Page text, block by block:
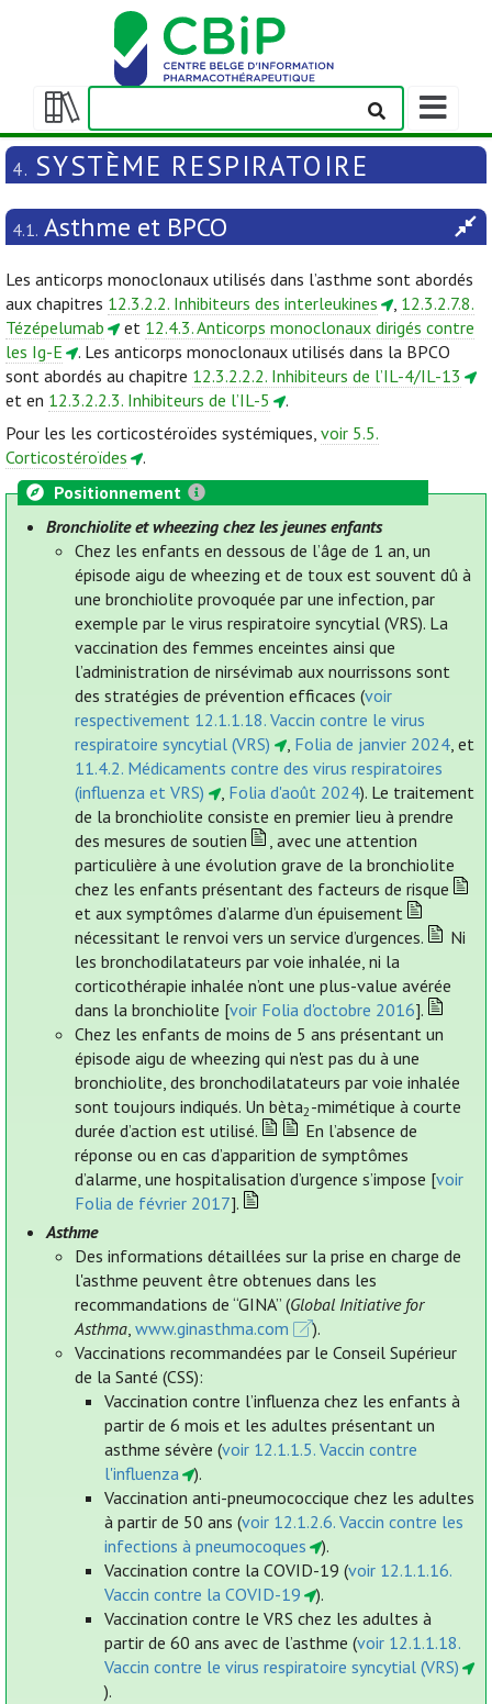
Afficher/masquer
la
table
matières
Afficher/
la
barre
navigation
4. SYSTÈME RESPIRATOIRE
4.1. Asthme et BPCO
Les anticorps monoclonaux utilisés dans l’asthme sont abordés
aux chapitres 12.3.2.2. Inhibiteurs des interleukines , 12.3.2.7.8.
Tézépelumab
et 12.4.3. Anticorps monoclonaux dirigés contre
les Ig-E
. Les anticorps monoclonaux utilisés dans la BPCO
sont abordés au chapitre 12.3.2.2.2. Inhibiteurs de l’IL-4/IL-13
et en 12.3.2.2.3. Inhibiteurs de l’IL-5
.
Pour les les corticostéroïdes systémiques, voir 5.5.
Corticostéroïdes
.
Positionnement
Bronchiolite et wheezing chez les jeunes enfants
Chez les enfants en dessous de l’âge de 1 an, un
épisode aigu de wheezing et de toux est souvent dû à
une bronchiolite provoquée par une infection, par
exemple par le virus respiratoire syncytial (VRS). La
vaccination des femmes enceintes ainsi que
l’administration de nirsévimab aux nourrissons sont
des stratégies de prévention efficaces (voir
respectivement 12.1.1.18. Vaccin contre le virus
respiratoire syncytial (VRS)
, Folia de janvier 2024, et
11.4.2. Médicaments contre des virus respiratoires
(influenza et VRS)
, Folia d'août 2024). Le traitement
de la bronchiolite consiste en premier lieu à prendre
des mesures de soutien
, avec une attention
particulière à une évolution grave de la bronchiolite
chez les enfants présentant des facteurs de risque
et aux symptômes d’alarme d’un épuisement
nécessitant le renvoi vers un service d’urgences.
Ni
les bronchodilatateurs par voie inhalée, ni la
corticothérapie inhalée n’ont une plus-value avérée
dans la bronchiolite [voir Folia d'octobre 2016].
Chez les enfants de moins de 5 ans présentant un
épisode aigu de wheezing qui n'est pas du à une
bronchiolite, des bronchodilatateurs par voie inhalée
sont toujours indiqués. Un bèta2-mimétique à courte
durée d’action est utilisé.
En l’absence de
réponse ou en cas d’apparition de symptômes
d’alarme, une hospitalisation d’urgence s’impose [voir
Folia de février 2017].
Asthme
Des informations détaillées sur la prise en charge de
l'asthme peuvent être obtenues dans les
recommandations de “GINA” (Global Initiative for
Asthma,www.ginasthma.com
).
Vaccinations recommandées par le Conseil Supérieur
de la Santé (CSS):
Vaccination contre l’influenza chez les enfants à
partir de 6 mois et les adultes présentant un
asthme sévère (voir 12.1.1.5. Vaccin contre
l'influenza
).
Vaccination anti-pneumococcique chez les adultes
à partir de 50 ans (voir 12.1.2.6. Vaccin contre les
infections à pneumocoques
).
Vaccination contre la COVID-19 (voir 12.1.1.16.
Vaccin contre la COVID-19
).
Vaccination contre le VRS chez les adultes à
partir de 60 ans avec de l’asthme (voir 12.1.1.18.
Vaccin contre le virus respiratoire syncytial (VRS)
).